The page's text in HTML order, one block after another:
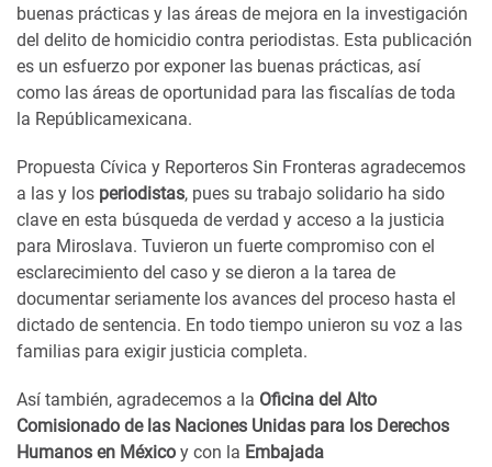
buenas prácticas y las áreas de mejora en la investigación
del delito de homicidio contra periodistas. Esta publicación
es un esfuerzo por exponer las buenas prácticas, así
como las áreas de oportunidad para las fiscalías de toda
la Repúblicamexicana.
Propuesta Cívica y Reporteros Sin Fronteras agradecemos
a las y los periodistas, pues su trabajo solidario ha sido
clave en esta búsqueda de verdad y acceso a la justicia
para Miroslava. Tuvieron un fuerte compromiso con el
esclarecimiento de caso y se dieron a la tarea de
documentar seriamente los avances del proceso hasta el
dictado de sentencia. En todo tiempo unieron su voz a las
familias para exigir justicia completa.
Así también, agradecemos a la Oficina del Alto
Comisionado de las Naciones Unidas para los Derechos
Humanos en México y con la Embajada